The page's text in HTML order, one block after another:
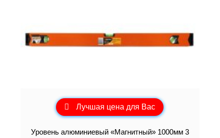
Лучшая цена для Вас
Уровень алюминиевый «Магнитный» 1000мм 3